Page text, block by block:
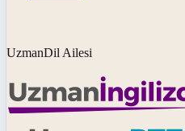
UzmanDil Ailesi